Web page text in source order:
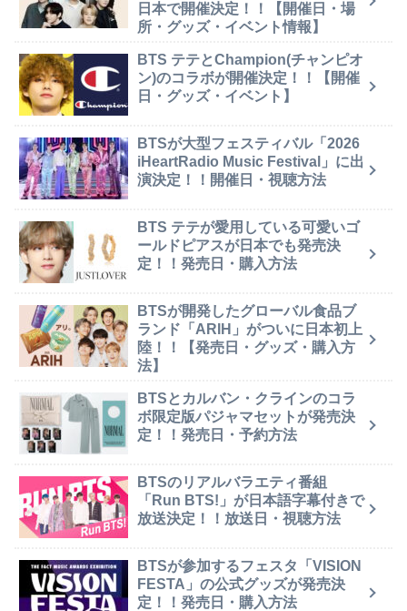
日本で開催決定！！【開催日・場
所・グッズ・イベント情報】
BTS テテとChampion(チャンピオ
ン)のコラボが開催決定！！【開催
日・グッズ・イベント】
BTSが大型フェスティバル「2026
iHeartRadio Music Festival」に出
演決定！！開催日・視聴方法
BTS テテが愛用している可愛いゴ
ールドピアスが日本でも発売決
定！！発売日・購入方法
BTSが開発したグローバル食品ブ
ランド「ARIH」がついに日本初上
陸！！【発売日・グッズ・購入方
法】
BTSとカルバン・クラインのコラ
ボ限定版パジャマセットが発売決
定！！発売日・予約方法
BTSのリアルバラエティ番組
「Run BTS!」が日本語字幕付きで
放送決定！！放送日・視聴方法
BTSが参加するフェスタ「VISION
FESTA」の公式グッズが発売決
定！！発売日・購入方法